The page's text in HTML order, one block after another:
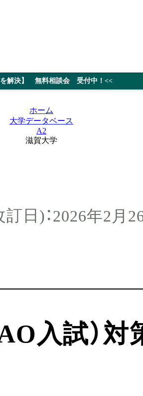
を解決】 無料相談会 受付中！<<
ホーム
大学データベース
A2
滋賀大学
2026年2月
入試）